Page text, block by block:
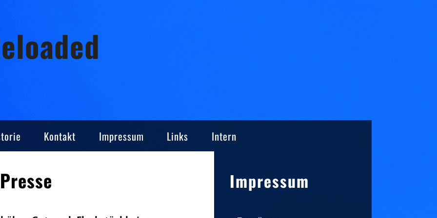
Kontakt Impressum Links Intern
Impressum